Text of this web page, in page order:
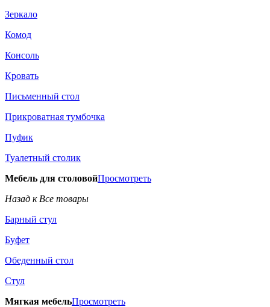
Зеркало
Комод
Консоль
Кровать
Письменный стол
Прикроватная тумбочка
Пуфик
Туалетный столик
Мебель для столовойПросмотреть
Назад к Все товары
Барный стул
Буфет
Обеденный стол
Стул
Мягкая мебельПросмотреть